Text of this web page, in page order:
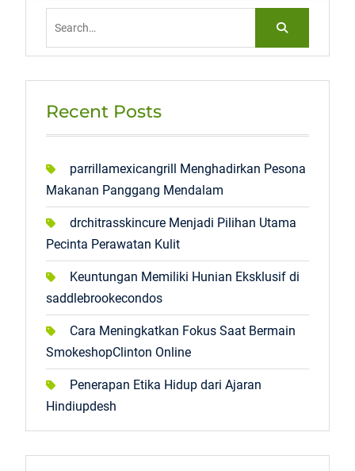
Recent Posts
parrillamexicangrill Menghadirkan Pesona
Makanan Panggang Mendalam
drchitrasskincure Menjadi Pilihan Utama
Pecinta Perawatan Kulit
Keuntungan Memiliki Hunian Eksklusif di
saddlebrookecondos
Cara Meningkatkan Fokus Saat Bermain
SmokeshopClinton Online
Penerapan Etika Hidup dari Ajaran
Hindiupdesh